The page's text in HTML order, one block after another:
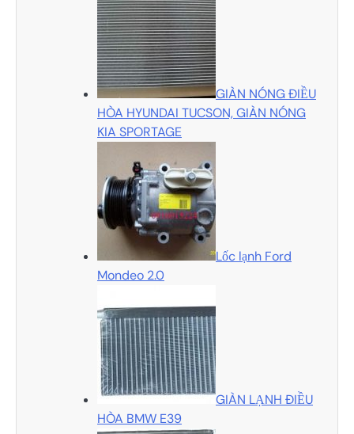
GIÀN NÓNG ĐIỀU
HÒA HYUNDAI TUCSON, GIÀN NÓNG
KIA SPORTAGE
Lốc lạnh Ford
Mondeo 2.0
GIÀN LẠNH ĐIỀU
HÒA BMW E39